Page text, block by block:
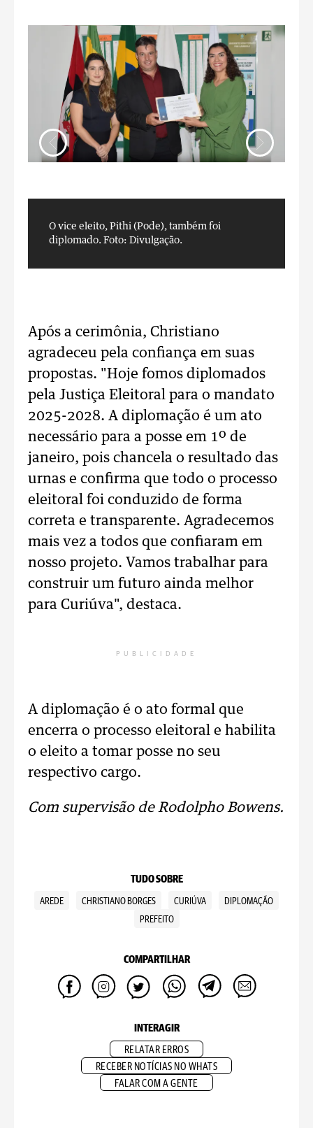
O vice eleito, Pithi (Pode), também foi
diplomado. Foto: Divulgação.
Após a cerimônia, Christiano
agradeceu pela confiança em suas
propostas. "Hoje fomos diplomados
pela Justiça Eleitoral para o mandato
2025-2028. A diplomação é um ato
necessário para a posse em 1º de
janeiro, pois chancela o resultado das
urnas e confirma que todo o processo
eleitoral foi conduzido de forma
correta e transparente. Agradecemos
mais vez a todos que confiaram em
nosso projeto. Vamos trabalhar para
construir um futuro ainda melhor
para Curiúva", destaca.
PUBLICIDADE
A diplomação é o ato formal que
encerra o processo eleitoral e habilita
o eleito a tomar posse no seu
respectivo cargo.
Com supervisão de Rodolpho Bowens.
TUDO SOBRE
AREDE CHRISTIANO BORGES CURIÚVA
DIPLOMAÇÃO
PREFEITO
COMPARTILHAR
INTERAGIR
RELATAR ERROS
RECEBER NOTÍCIAS NO WHATS
FALAR COM A GENTE